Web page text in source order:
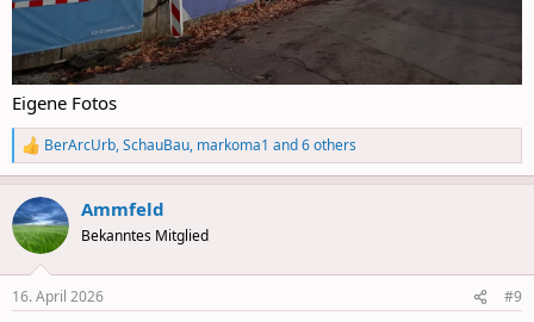
Eigene Fotos
R
e
a
c
t
i
s
BerArcUrb,SchauBau, markoma1 and 6 others
Ammfeld
Bekanntes Mitglied
16. April 2026 #9